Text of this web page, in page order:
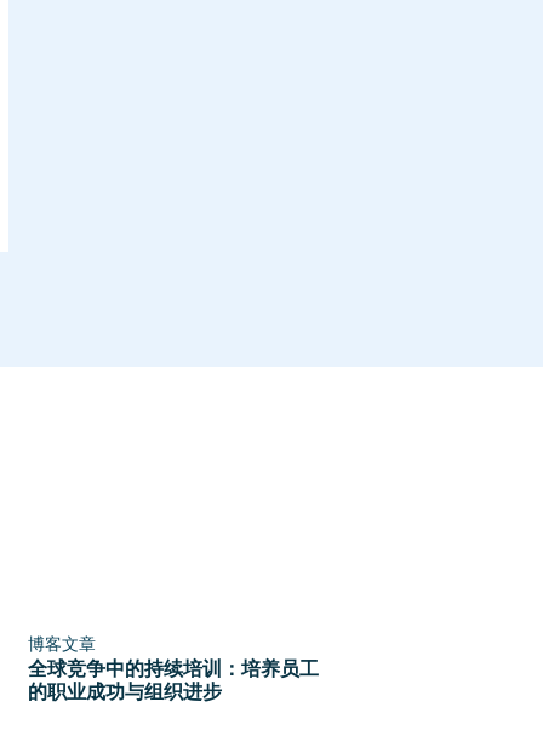
博客文章
全球竞争中的持续培训：培养员工
的职业成功与组织进步